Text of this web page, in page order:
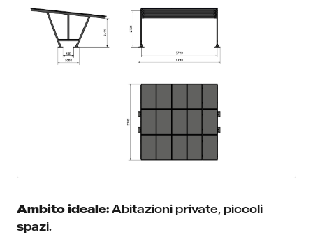
Ambito ideale: Abitazioni private, piccoli
spazi.